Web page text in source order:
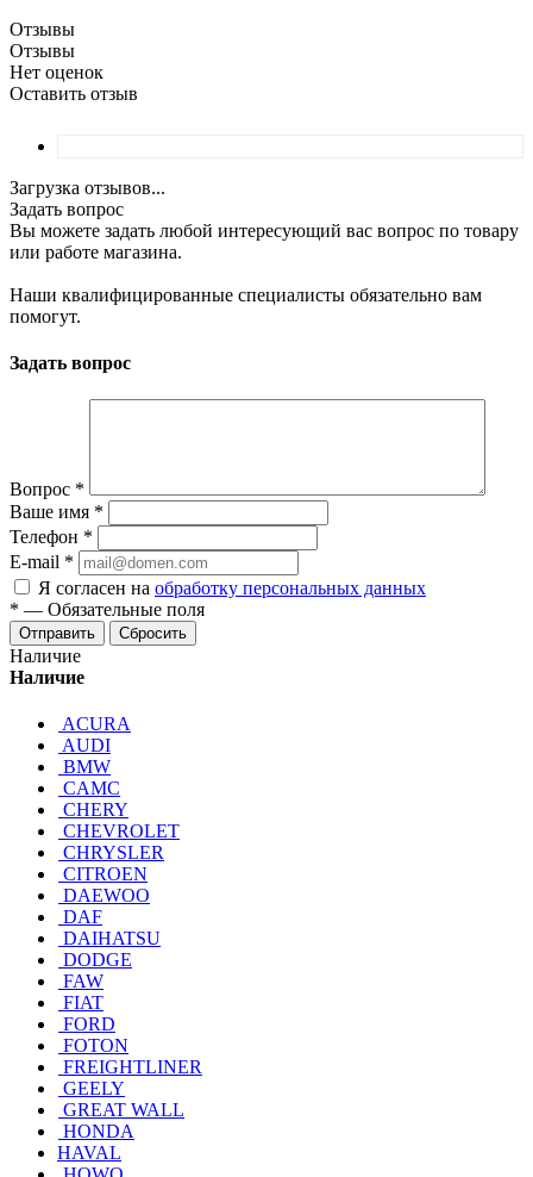
Отзывы
Отзывы
Нет оценок
Оставить отзыв
Загрузка отзывов...
Задать вопрос
Вы можете задать любой интересующий вас вопрос по товару
или работе магазина.
Наши квалифицированные специалисты обязательно вам
помогут.
Задать вопрос
Вопрос *
Ваше имя *
Телефон *
E-mail *
Я согласен на обработку персональных данных
* — Обязательные поля
Отправить Сбросить
Наличие
Наличие
ACURA
AUDI
BMW
CAMC
CHERY
CHEVROLET
CHRYSLER
CITROEN
DAEWOO
DAF
DAIHATSU
DODGE
FAW
FIAT
FORD
FOTON
FREIGHTLINER
GEELY
GREAT WALL
HONDA
HAVAL